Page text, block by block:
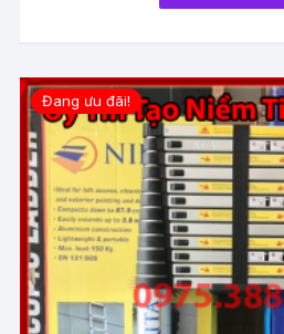
Đang ưu đãi!